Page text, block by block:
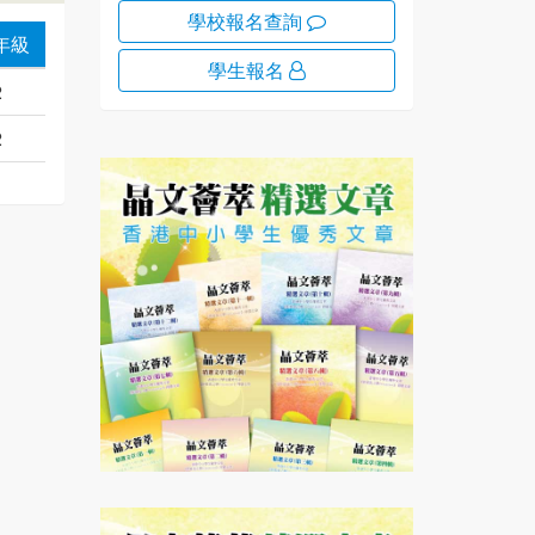
級
學校報名查詢
學生報名